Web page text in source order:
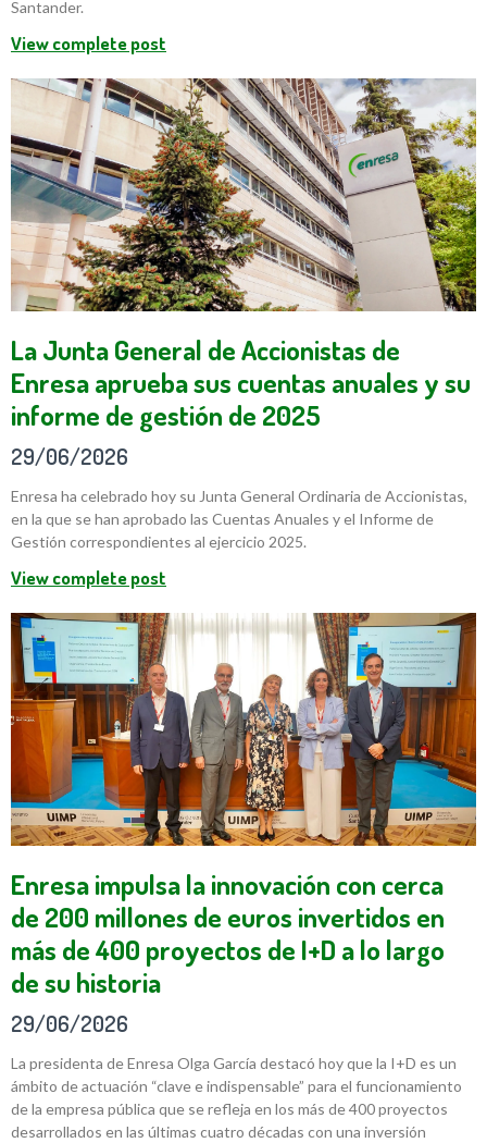
Santander.
View complete post
La Junta General de Accionistas de
Enresa aprueba sus cuentas anuales y su
informe de gestión de 2025
29/06/2026
Enresa ha celebrado hoy su Junta General Ordinaria de Accionistas,
en la que se han aprobado las Cuentas Anuales y el Informe de
Gestión correspondientes al ejercicio 2025.
View complete post
Enresa impulsa la innovación con cerca
de 200 millones de euros invertidos en
más de 400 proyectos de I+D a lo largo
de su historia
29/06/2026
La presidenta de Enresa Olga García destacó hoy que la I+D es un
ámbito de actuación “clave e indispensable” para el funcionamiento
de la empresa pública que se refleja en los más de 400 proyectos
desarrollados en las últimas cuatro décadas con una inversión